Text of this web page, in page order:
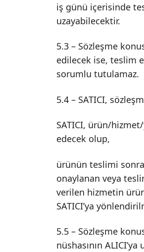
iş günü içerisinde
uzayabilecektir.
5.3 – Sözleşme
edilecek ise, teslim
sorumlu tutulamaz.
5.4 – SATICI,
SATICI, ürün/
edecek olup,
ürünün teslimi
onaylanan veya
verilen hizmetin
SATICI’ya
5.5 – Sözleşme
nüshasının